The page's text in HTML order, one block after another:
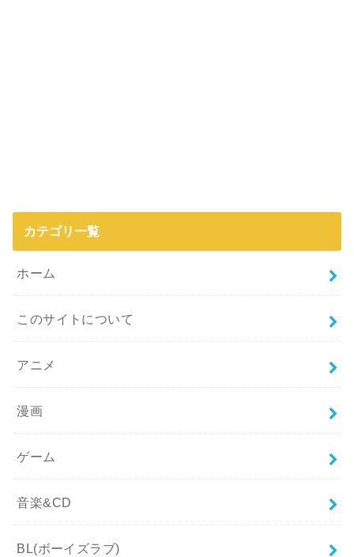
カテゴリ一覧
ホーム
このサイトについて
アニメ
漫画
ゲーム
音楽&CD
BL(ボーイズラブ)